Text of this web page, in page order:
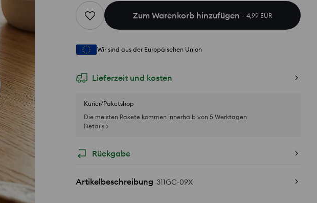
Zum Warenkorb hinzufügen 4,99 EUR
Wir sind aus der Europäischen Union
Lieferzeit und kosten
Kurier/Paketshop
Die meisten Pakete kommen innerhalb von 5 Werktagen
Details >
Rückgabe
Artikelbeschreibung 311GC-09X